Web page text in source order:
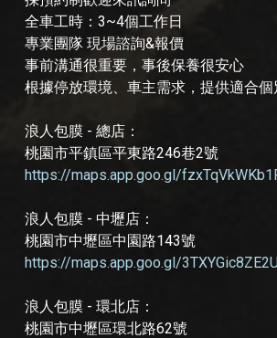
全車工時：3~4個工作日
專業團隊 現場諮詢&報價
事前溝通很重要，事後保養很安心
根據停放環境、車主需求，提供適合
浪人包膜 - 總店：
桃園市平鎮區平東路246巷2號
https://maps.app.goo.gl/
浪人包膜 - 中壢店：
桃園市中壢區中園路143號
https://maps.app.goo.gl/
浪人包膜 - 環北店：
桃園市中壢區環北路62號